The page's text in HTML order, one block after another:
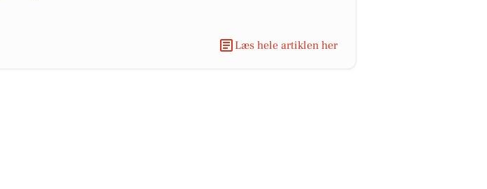
Læs hele artiklen her